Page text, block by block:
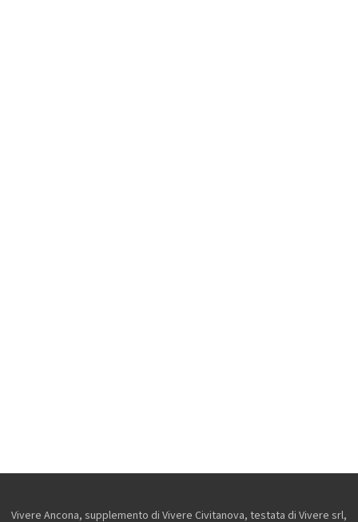
Vivere Ancona, supplemento di Vivere Civitanova, testata di Vivere srl,